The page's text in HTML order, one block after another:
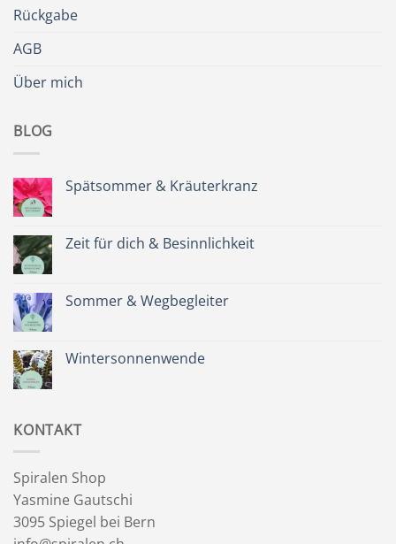
Rückgabe
AGB
Über mich
BLOG
Spätsommer & Kräuterkranz
Spätsommer
&
Zeit für dich & Besinnlichkeit
Zeit
für
Sommer & Wegbegleiter
Sommer
&
Wintersonnenwende
KONTAKT
Spiralen Shop
Yasmine Gautschi
3095 Spiegel bei Bern